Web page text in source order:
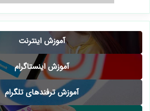
آموزش اینترنت
آموزش اینستاگرام
آموزش ترفندهای تلگرام